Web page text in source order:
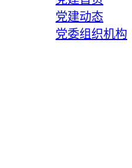
党建动态
党委组织机构